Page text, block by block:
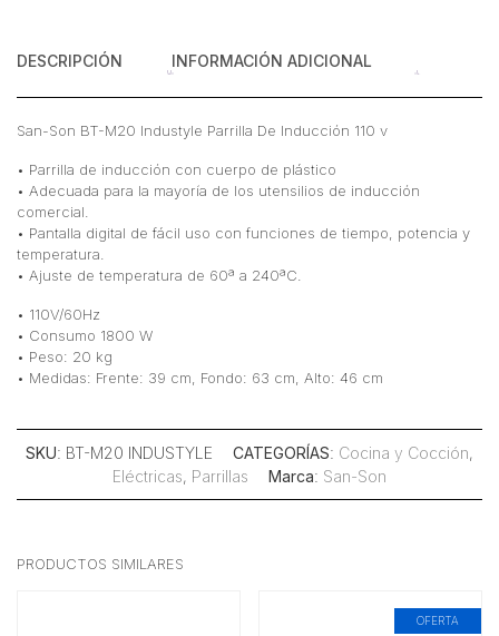
DESCRIPCIÓN INFORMACIÓN ADICIONAL
San-Son BT-M20 Industyle Parrilla De Inducción 110 v
• Parrilla de inducción con cuerpo de plástico
• Adecuada para la mayoría de los utensilios de inducción
comercial.
• Pantalla digital de fácil uso con funciones de tiempo, potencia y
temperatura.
• Ajuste de temperatura de 60ª a 240ªC.
• 110V/60Hz
• Consumo 1800 W
• Peso: 20 kg
• Medidas: Frente: 39 cm, Fondo: 63 cm, Alto: 46 cm
SKU: BT-M20 INDUSTYLE CATEGORÍAS: Cocina y Cocción,
Eléctricas, Parrillas Marca: San-Son
PRODUCTOS SIMILARES
OFERTA